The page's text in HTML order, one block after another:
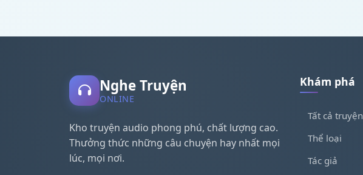
Nghe Truyện
ONLINE
Kho truyện audio phong phú, chất lượng cao.
Thưởng thức những câu chuyện hay nhất mọi
lúc, mọi nơi.
Khám phá
Tất cả truyện
Thể loại
Tác giả